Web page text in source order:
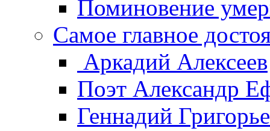
Поминовение
Самое главное
Аркадий Алексеев
Поэт Александр
Геннадий